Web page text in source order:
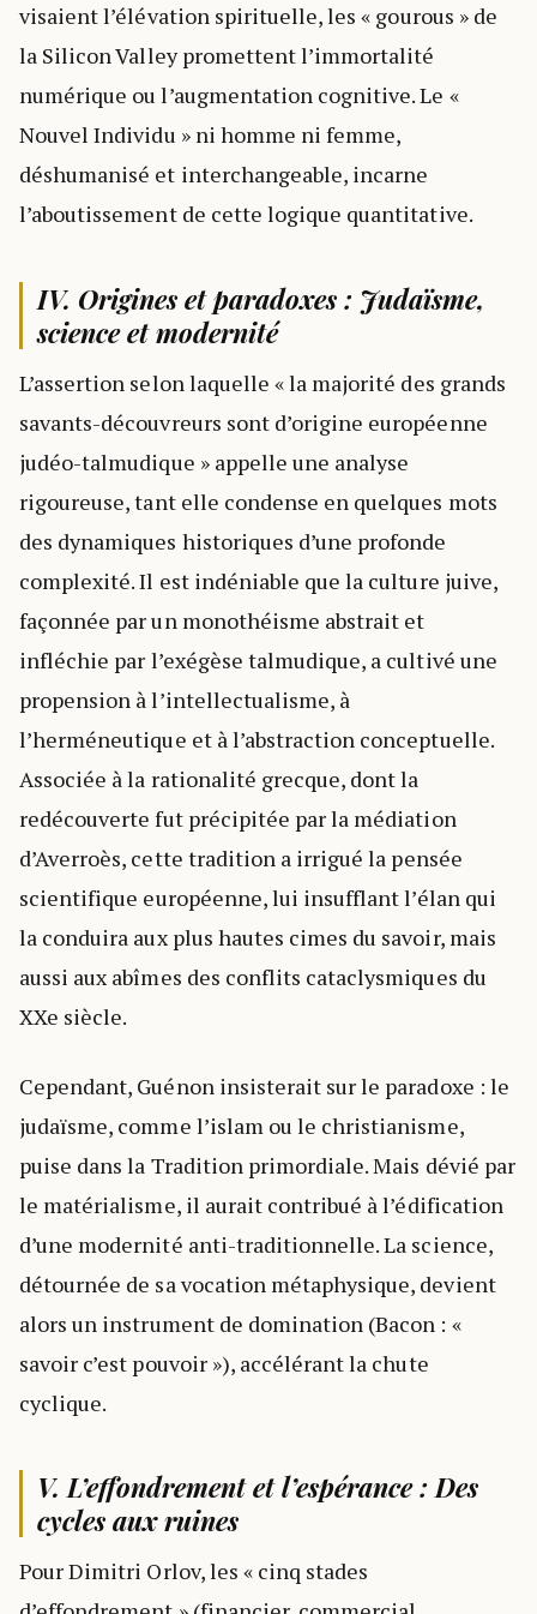
visaient l’élévation spirituelle, les « gourous » de
la Silicon Valley promettent l’immortalité
numérique ou l’augmentation cognitive. Le «
Nouvel Individu » ni homme ni femme,
déshumanisé et interchangeable, incarne
l’aboutissement de cette logique quantitative.
IV. Origines et paradoxes : Judaïsme,
science et modernité
L’assertion selon laquelle « la majorité des grands
savants-découvreurs sont d’origine européenne
judéo-talmudique » appelle une analyse
rigoureuse, tant elle condense en quelques mots
des dynamiques historiques d’une profonde
complexité. Il est indéniable que la culture juive,
façonnée par un monothéisme abstrait et
infléchie par l’exégèse talmudique, a cultivé une
propension à l’intellectualisme, à
l’herméneutique et à l’abstraction conceptuelle.
Associée à la rationalité grecque, dont la
redécouverte fut précipitée par la médiation
d’Averroès, cette tradition a irrigué la pensée
scientifique européenne, lui insufflant l’élan qui
la conduira aux plus hautes cimes du savoir, mais
aussi aux abîmes des conflits cataclysmiques du
XXe siècle.
Cependant, Guénon insisterait sur le paradoxe : le
judaïsme, comme l’islam ou le christianisme,
puise dans la Tradition primordiale. Mais dévié par
le matérialisme, il aurait contribué à l’édification
d’une modernité anti-traditionnelle. La science,
détournée de sa vocation métaphysique, devient
alors un instrument de domination (Bacon : «
savoir c’est pouvoir »), accélérant la chute
cyclique.
V. L’effondrement et l’espérance : Des
cycles aux ruines
Pour Dimitri Orlov, les « cinq stades